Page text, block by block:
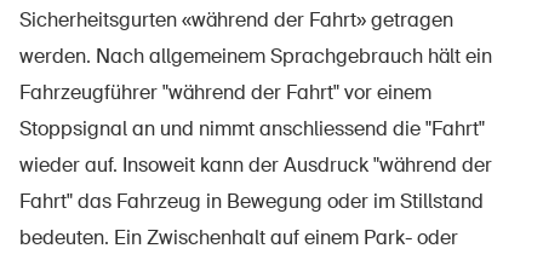
Bestellen & herunterladen
Kurse & Veranstaltungen
Rechtsfragen & Gerichtsentscheide
Sicherheitsgurten «während der Fahrt» getragen
werden. Nach allgemeinem Sprachgebrauch hält ein
Fahrzeugführer "während der Fahrt" vor einem
Stoppsignal an und nimmt anschliessend die "Fahrt"
wieder auf. Insoweit kann der Ausdruck "während der
Fahrt" das Fahrzeug in Bewegung oder im Stillstand
bedeuten. Ein Zwischenhalt auf einem Park- oder